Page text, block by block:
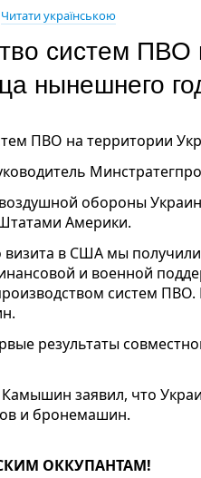
Читати українською
систем ПВО
нынешнего
ПВО на территории
обороны
Америки.
в США мы
и военной
систем
результаты
заявил, что
и бронемашин.
ОККУПАНТАМ!